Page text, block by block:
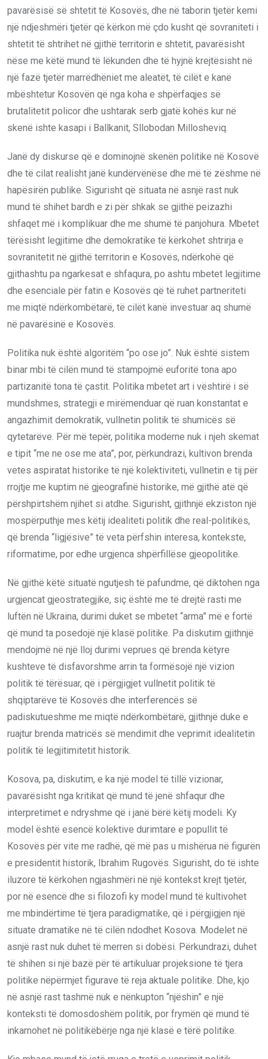
pavarësisë së shtetit të Kosovës, dhe në taborin tjetër kemi
një ndjeshmëri tjetër që kërkon më çdo kusht që sovraniteti i
shtetit të shtrihet në gjithë territorin e shtetit, pavarësisht
nëse me këtë mund të lëkunden dhe të hyjnë krejtësisht në
një fazë tjetër marrëdhëniet me aleatët, të cilët e kanë
mbështetur Kosovën që nga koha e shpërfaqjes së
brutalitetit policor dhe ushtarak serb gjatë kohës kur në
skenë ishte kasapi i Ballkanit, Sllobodan Millosheviq.
Janë dy diskurse që e dominojnë skenën politike në Kosovë
dhe të cilat realisht janë kundërvënëse dhe më të zëshme në
hapësirën publike. Sigurisht që situata në asnjë rast nuk
mund të shihet bardh e zi për shkak se gjithë peizazhi
shfaqet më i komplikuar dhe me shumë të panjohura. Mbetet
tërësisht legjitime dhe demokratike të kërkohet shtrirja e
sovranitetit në gjithë territorin e Kosovës, ndërkohë që
gjithashtu pa ngarkesat e shfaqura, po ashtu mbetet legjitime
dhe esenciale për fatin e Kosovës që të ruhet partneriteti
me miqtë ndërkombëtarë, të cilët kanë investuar aq shumë
në pavarësinë e Kosovës.
Politika nuk është algoritëm “po ose jo”. Nuk është sistem
binar mbi të cilën mund të stampojmë euforitë tona apo
partizanitë tona të çastit. Politika mbetet art i vështirë i së
mundshmes, strategji e mirëmenduar që ruan konstantat e
angazhimit demokratik, vullnetin politik të shumicës së
qytetarëve. Për më tepër, politika moderne nuk i njeh skemat
e tipit “me ne ose me ata”, por, përkundrazi, kultivon brenda
vetes aspiratat historike të një kolektiviteti, vullnetin e tij për
rrojtje me kuptim në gjeografinë historike, më gjithë atë që
përshpirtshëm njihet si atdhe. Sigurisht, gjithnjë ekziston një
mospërputhje mes këtij idealiteti politik dhe real-politikës,
që brenda “ligjësive” të veta përfshin interesa, kontekste,
riformatime, por edhe urgjenca shpërfillëse gjeopolitike.
Në gjithë këtë situatë ngutjesh të pafundme, që diktohen nga
urgjencat gjeostrategjike, siç është me të drejtë rasti me
luftën në Ukraina, durimi duket se mbetet “arma” më e fortë
që mund ta posedojë një klasë politike. Pa diskutim gjithnjë
mendojmë në një lloj durimi veprues që brenda këtyre
kushteve të disfavorshme arrin ta formësojë një vizion
politik të tërësuar, që i përgjigjet vullnetit politik të
shqiptarëve të Kosovës dhe interferencës së
padiskutueshme me miqtë ndërkombëtarë, gjithnjë duke e
ruajtur brenda matricës së mendimit dhe veprimit idealitetin
politik të legjitimitetit historik.
Kosova, pa, diskutim, e ka një model të tillë vizionar,
pavarësisht nga kritikat që mund të jenë shfaqur dhe
interpretimet e ndryshme që i janë bërë këtij modeli. Ky
model është esencë kolektive durimtare e popullit të
Kosovës për vite me radhë, që më pas u mishërua në figurën
e presidentit historik, Ibrahim Rugovës. Sigurisht, do të ishte
iluzore të kërkohen ngjashmëri në një kontekst krejt tjetër,
por në esencë dhe si filozofi ky model mund të kultivohet
me mbindërtime të tjera paradigmatike, që i përgjigjen një
situate dramatike në të cilën ndodhet Kosova. Modelet në
asnjë rast nuk duhet të merren si dobësi. Përkundrazi, duhet
të shihen si një bazë për të artikuluar projeksione të tjera
politike nëpërmjet figurave të reja aktuale politike. Dhe, kjo
në asnjë rast tashmë nuk e nënkupton “njëshin” e një
konteksti të domosdoshëm politik, por frymën që mund të
inkarnohet në politikëbërje nga një klasë e tërë politike.